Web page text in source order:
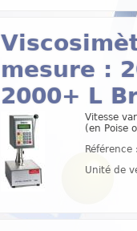
mesure :
2000+ L
Vitesse
(en Poise
Unité de